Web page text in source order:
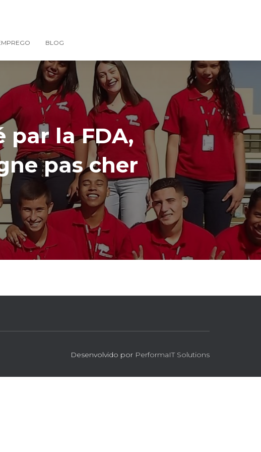
BLOG
par la FDA,
pas cher
Desenvolvido por PerformaIT Solutions